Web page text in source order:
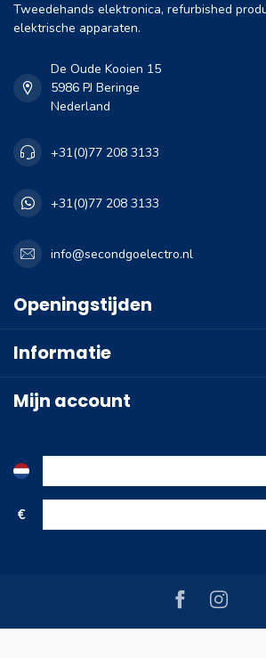
Tweedehands elektronica, refurbished
elektrische apparaten.
De Oude Kooien 15
5986 PJ Beringe
Nederland
+31(0)77 208 3133
+31(0)77 208 3133
info@secondgoelectro.nl
Openingstijden
Informatie
Mijn account
€